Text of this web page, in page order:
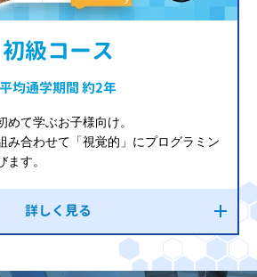
初級コース
平均通学期間 約2年
めて学ぶお子様向け。
み合わせて「視覚的」にプログラミン
ます。
詳しく見る